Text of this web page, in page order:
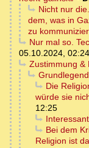
Nicht nur
dem, was in
zu
Nur mal so.
05.10.2024, 02:24
Zustimmung &
Die
würde sie
12:25
Bei dem
Religion ist